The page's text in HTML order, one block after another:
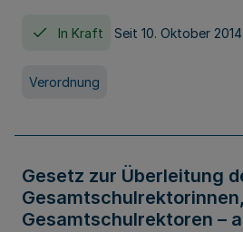
In Kraft Seit 10. Oktober 2014
Verordnung
Gesetz zur Überleitung
Gesamtschulrektorinnen,
Gesamtschulrektoren –